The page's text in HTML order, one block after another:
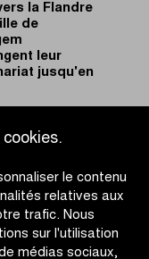
le contenu
relatives aux
trafic. Nous
sur l'utilisation
médias sociaux,
la Flandre
de
leur
jusqu'en
PLUS
et